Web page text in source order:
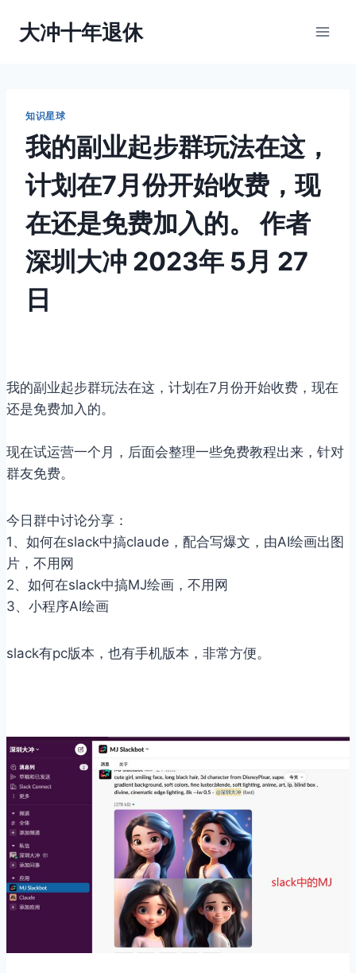
大冲十年退休
知识星球
我的副业起步群玩法在这，
计划在7月份开始收费，现
在还是免费加入的。作者
深圳大冲 2023年 5月 27
日
我的副业起步群玩法在这，计划在7月份开始收费，现在
还是免费加入的。
现在试运营一个月，后面会整理一些免费教程出来，针对
群友免费。
今日群中讨论分享：
1、如何在slack中搞claude，配合写爆文，由AI绘画出图
片，不用网
2、如何在slack中搞MJ绘画，不用网
3、小程序AI绘画
slack有pc版本，也有手机版本，非常方便。